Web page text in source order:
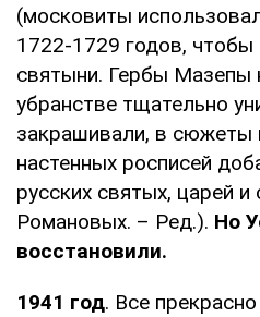
(московиты
1722-1729 годов, чтобы
святыни. Гербы Мазепы
убранстве тщательно
закрашивали, в сюжеты
настенных росписей
русских святых, царей
Романовых. – Ред.). Но
восстановили.
1941 год. Все